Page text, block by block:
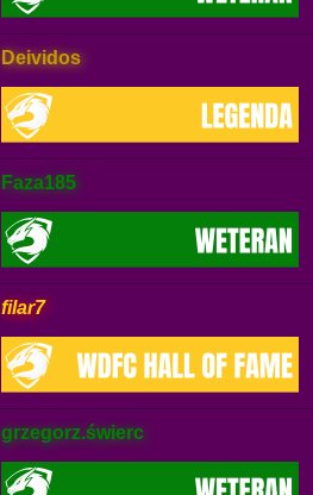
Deividos
Faza185
filar7
grzegorz.świerc